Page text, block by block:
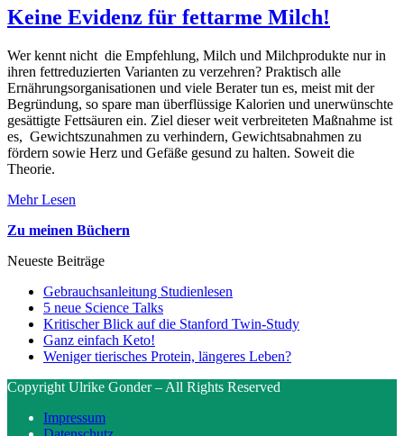
Keine Evidenz für fettarme Milch!
Wer kennt nicht die Empfehlung, Milch und Milchprodukte nur in
ihren fettreduzierten Varianten zu verzehren? Praktisch alle
Ernährungsorganisationen und viele Berater tun es, meist mit der
Begründung, so spare man überflüssige Kalorien und unerwünschte
gesättigte Fettsäuren ein. Ziel dieser weit verbreiteten Maßnahme ist
es, Gewichtszunahmen zu verhindern, Gewichtsabnahmen zu
fördern sowie Herz und Gefäße gesund zu halten. Soweit die
Theorie.
Mehr Lesen
Zu meinen Büchern
Neueste Beiträge
Gebrauchsanleitung Studienlesen
5 neue Science Talks
Kritischer Blick auf die Stanford Twin-Study
Ganz einfach Keto!
Weniger tierisches Protein, längeres Leben?
Copyright Ulrike Gonder – All Rights Reserved
Impressum